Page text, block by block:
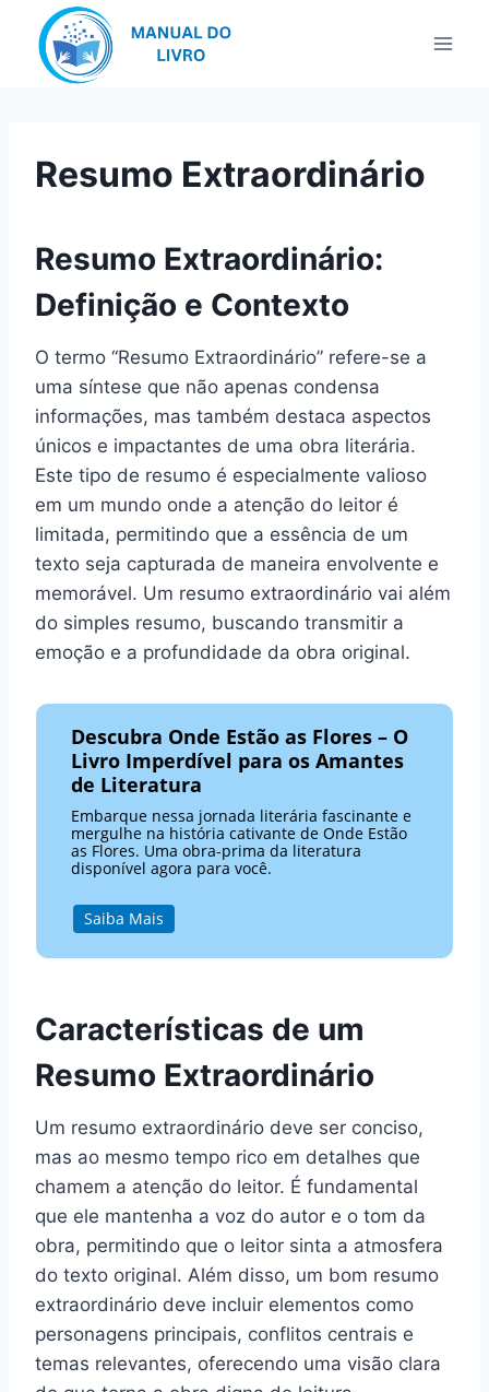
Resumo Extraordinário
Resumo Extraordinário:
Definição e Contexto
O termo “Resumo Extraordinário” refere-se a
uma síntese que não apenas condensa
informações, mas também destaca aspectos
únicos e impactantes de uma obra literária.
Este tipo de resumo é especialmente valioso
em um mundo onde a atenção do leitor é
limitada, permitindo que a essência de um
texto seja capturada de maneira envolvente e
memorável. Um resumo extraordinário vai além
do simples resumo, buscando transmitir a
emoção e a profundidade da obra original.
Descubra Onde Estão as Flores – O
Livro Imperdível para os Amantes
de Literatura
Embarque nessa jornada literária fascinante e
mergulhe na história cativante de Onde Estão
as Flores. Uma obra-prima da literatura
disponível agora para você.
Saiba Mais
Características de um
Resumo Extraordinário
Um resumo extraordinário deve ser conciso,
mas ao mesmo tempo rico em detalhes que
chamem a atenção do leitor. É fundamental
que ele mantenha a voz do autor e o tom da
obra, permitindo que o leitor sinta a atmosfera
do texto original. Além disso, um bom resumo
extraordinário deve incluir elementos como
personagens principais, conflitos centrais e
temas relevantes, oferecendo uma visão clara